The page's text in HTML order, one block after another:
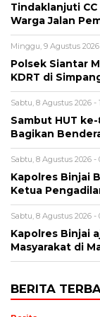
Tindaklanjuti CC
Warga Jalan
Minggu, 9 Agustus 2026
Polsek Siantar
KDRT di
Sabtu, 8 Agustus 2026 -
Sambut HUT
Bagikan
Sabtu, 8 Agustus 2026 -
Kapolres Binjai
Ketua
Sabtu, 8 Agustus 2026 -
Kapolres Binjai
Masyarakat di
BERITA